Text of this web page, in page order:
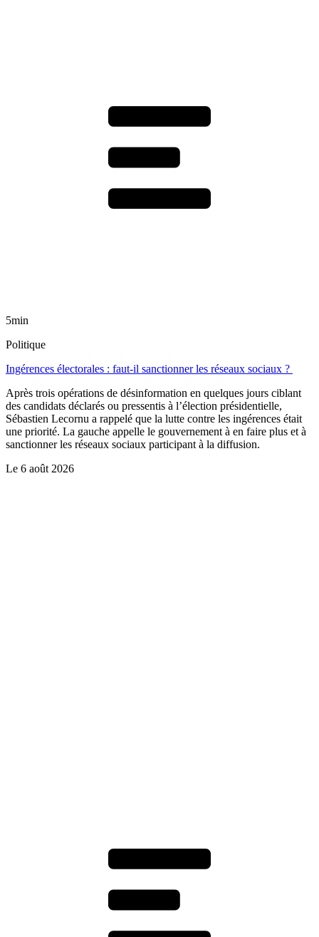
5min
Politique
Ingérences électorales : faut-il sanctionner les réseaux sociaux ?
Après trois opérations de désinformation en quelques jours ciblant
des candidats déclarés ou pressentis à l’élection présidentielle,
Sébastien Lecornu a rappelé que la lutte contre les ingérences était
une priorité. La gauche appelle le gouvernement à en faire plus et à
sanctionner les réseaux sociaux participant à la diffusion.
Le 6 août 2026